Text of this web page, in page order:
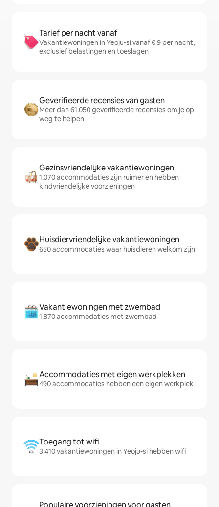
Tarief per nacht vanaf
Vakantiewoningen in Yeoju-si vanaf € 9 per nacht,
exclusief belastingen en toeslagen
Geverifieerde recensies van gasten
Meer dan 61.050 geverifieerde recensies om je op
weg te helpen
Gezinsvriendelijke vakantiewoningen
1.070 accommodaties zijn ruimer en hebben
kindvriendelijke voorzieningen
Huisdiervriendelijke vakantiewoningen
650 accommodaties waar huisdieren welkom zijn
Vakantiewoningen met zwembad
1.870 accommodaties met zwembad
Accommodaties met eigen werkplekken
490 accommodaties hebben een eigen werkplek
Toegang tot wifi
3.410 vakantiewoningen in Yeoju-si hebben wifi
Populaire voorzieningen voor gasten